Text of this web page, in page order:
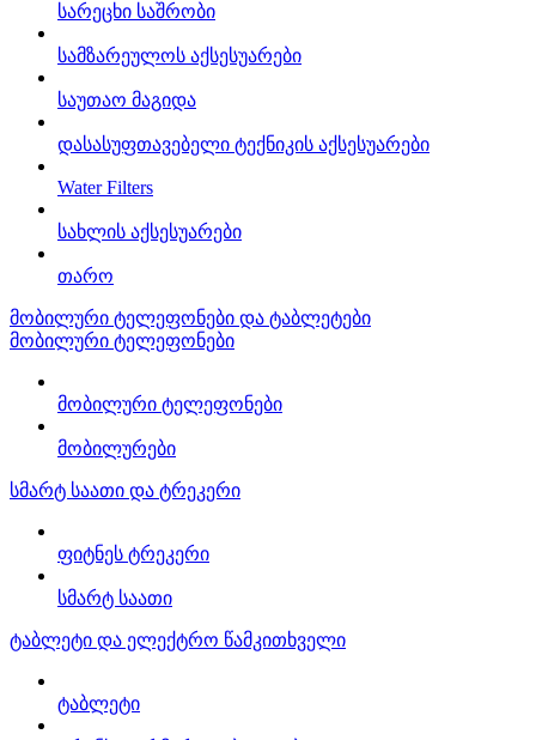
სარეცხი საშრობი
სამზარეულოს აქსესუარები
საუთაო მაგიდა
დასასუფთავებელი ტექნიკის აქსესუარები
Water Filters
სახლის აქსესუარები
თარო
მობილური ტელეფონები და ტაბლეტები
მობილური ტელეფონები
მობილური ტელეფონები
მობილურები
სმარტ საათი და ტრეკერი
ფიტნეს ტრეკერი
სმარტ საათი
ტაბლეტი და ელექტრო წამკითხველი
ტაბლეტი